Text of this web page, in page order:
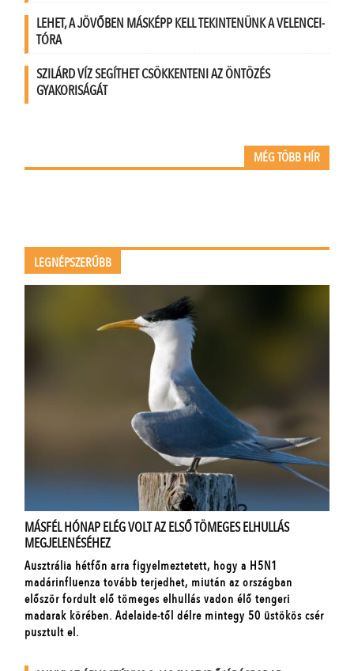
LEHET, A JÖVŐBEN MÁSKÉPP KELL TEKINTENÜNK A VELENCEI-
TÓRA
SZILÁRD VÍZ SEGÍTHET CSÖKKENTENI AZ ÖNTÖZÉS
GYAKORISÁGÁT
MÉG TÖBB HÍR
LEGNÉPSZERŰBB